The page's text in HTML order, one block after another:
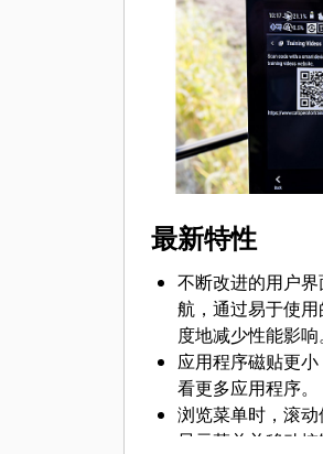
最新特性
不断改进的用户
航，通过易于使
度地减少性能影响。
应用程序磁贴更
看更多应用程序。
浏览菜单时，滚动
显示菜单并移动